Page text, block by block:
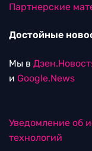
Партнерские
Достойные
Мы в
и Google.News
Уведомление об
технологий